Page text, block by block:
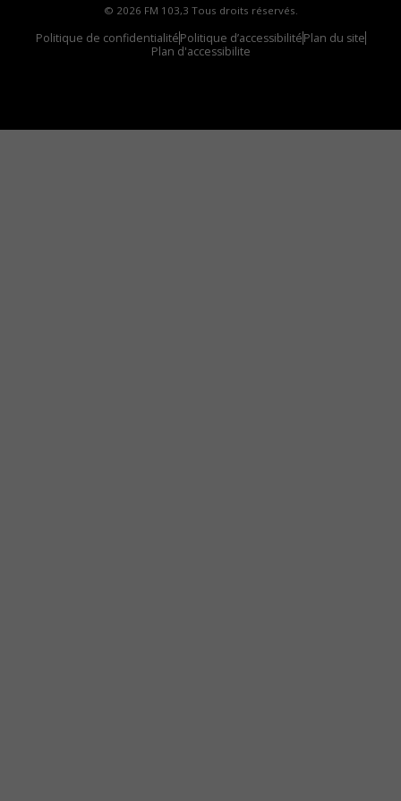
© 2026 FM 103,3 Tous droits réservés.
Politique de confidentialitéPolitique d’accessibilitéPlan du site
Plan d'accessibilite